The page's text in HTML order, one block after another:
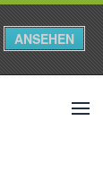
ANSEHEN